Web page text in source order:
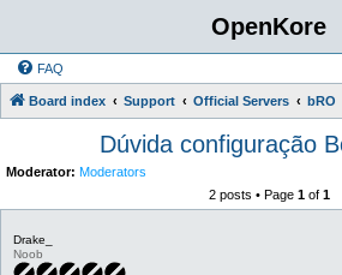
OpenKore
FAQ
Board index Support Official Servers bRO
Dúvida configuração
Moderator: Moderators
2 posts • Page 1of 1
Drake_
Noob